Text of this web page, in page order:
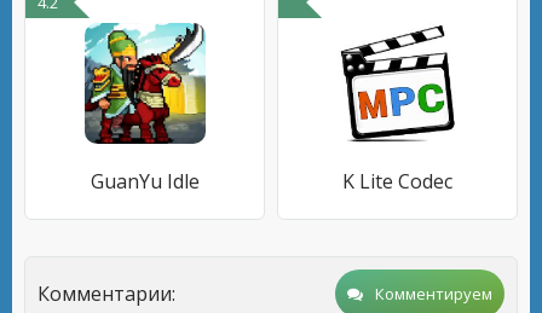
GuanYu Idle K Lite Codec
Комментарии: Комментируем